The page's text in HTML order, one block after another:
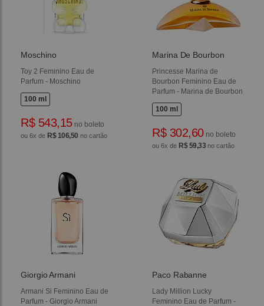
Moschino
Toy 2 Feminino Eau de
Parfum - Moschino
100 ml
R$ 543,15no boleto
ou 6x de R$ 106,50 no cartão
Marina De Bourbon
Princesse Marina de
Bourbon Feminino Eau de
Parfum - Marina de Bourbon
100 ml
R$ 302,60no boleto
ou 6x de R$ 59,33 no cartão
Giorgio Armani
Armani Si Feminino Eau de
Parfum - Giorgio Armani
Paco Rabanne
Lady Million Lucky
Feminino Eau de Parfum -